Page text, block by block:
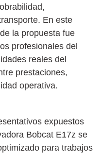
En este
la propuesta fue
profesionales del
reales del
prestaciones,
operativa.
expuestos
Bobcat E17z se
para trabajos